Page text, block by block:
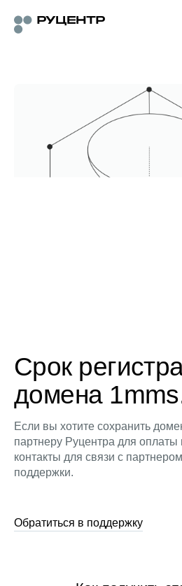
Срок
домена
Если вы хотите сохранить
партнеру Руцентра для оплаты
контакты для связи с
поддержки.
Обратиться в поддержку